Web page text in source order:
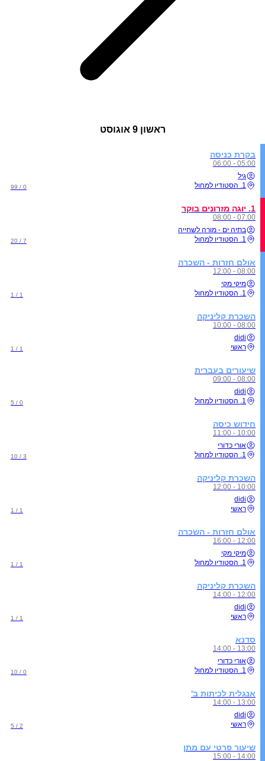
ראשון 9 אוגוסט
בקרת כניסה
05:00 - 06:00
גיל
1. הסטודיו למחול
0 / 99
1. יוגה מזרונים בוקר
07:00 - 08:00
בתיה ים - מורה לשחייה
1. הסטודיו למחול
7 / 20
אולם חזרות - השכרה
08:00 - 12:00
מיקי מקי
1. הסטודיו למחול
1 / 1
השכרת קליניקה
08:00 - 10:00
didi
ראשי
1 / 1
שיעורים בעברית
08:00 - 09:00
didi
1. הסטודיו למחול
0 / 5
חידוש כיסה
10:00 - 11:00
אורי כדורי
1. הסטודיו למחול
3 / 10
השכרת קליניקה
10:00 - 12:00
didi
ראשי
1 / 1
אולם חזרות - השכרה
12:00 - 16:00
מיקי מקי
1. הסטודיו למחול
1 / 1
השכרת קליניקה
12:00 - 14:00
didi
ראשי
1 / 1
סדנא
13:00 - 14:00
אורי כדורי
1. הסטודיו למחול
0 / 10
אנגלית לכיתות ב'
13:00 - 14:00
didi
ראשי
2 / 5
שיעור פרטי עם מתן
14:00 - 15:00